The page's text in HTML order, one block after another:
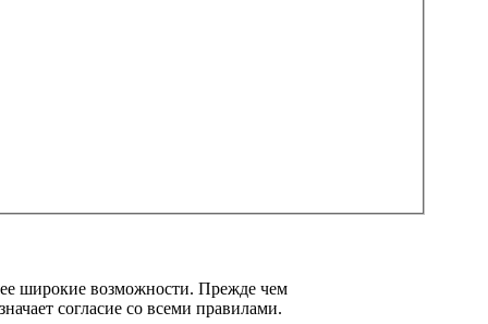
широкие возможности. Прежде чем
согласие со всеми правилами.